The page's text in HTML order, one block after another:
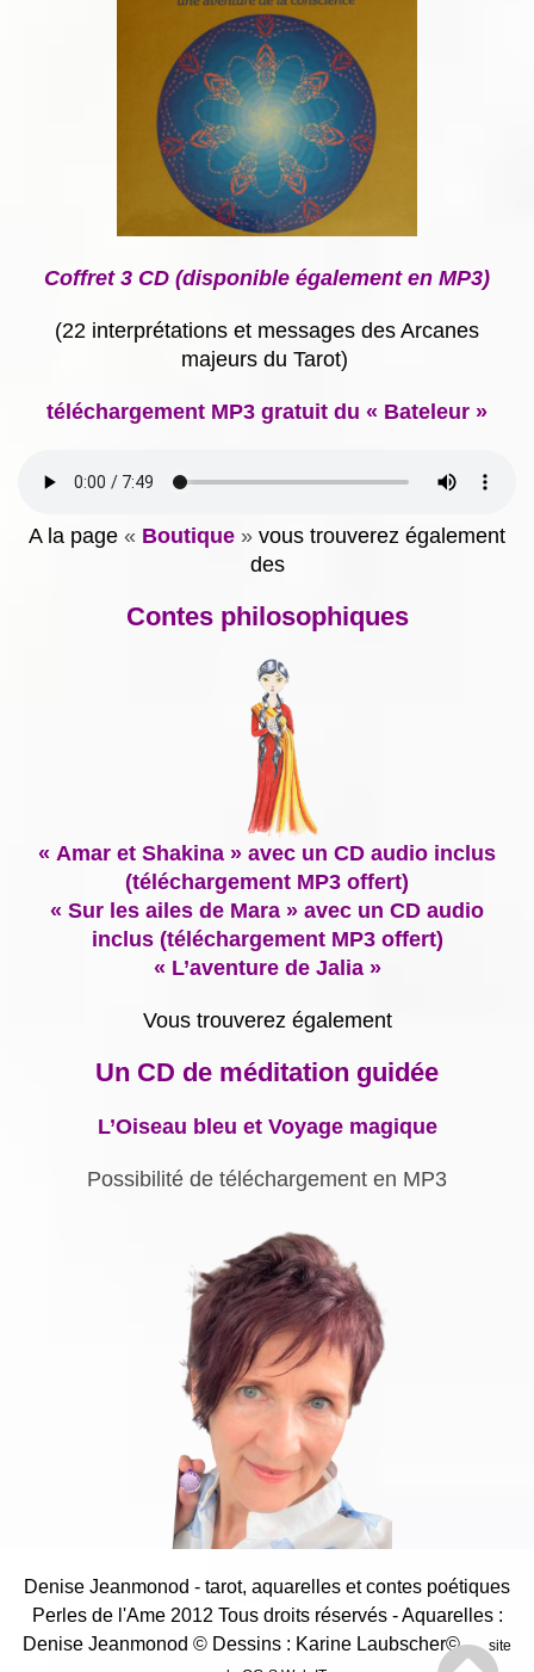
Coffret 3 CD (disponible également en MP3)
(22 interprétations et messages des Arcanes
majeurs du Tarot)
téléchargement MP3 gratuit du « Bateleur »
A la page « Boutique » vous trouverez également
des
Contes philosophiques
« Amar et Shakina » avec un CD audio inclus
(téléchargement MP3 offert)
« Sur les ailes de Mara » avec un CD audio
inclus (téléchargement MP3 offert)
« L’aventure de Jalia »
Vous trouverez également
Un CD de méditation guidée
L’Oiseau bleu et Voyage magique
Possibilité de téléchargement en MP3
Denise Jeanmonod - tarot, aquarelles et contes poétiques
Perles de l'Ame 2012 Tous droits réservés - Aquarelles :
Denise Jeanmonod © Dessins : Karine Laubscher©
site